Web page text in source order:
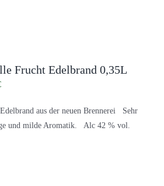
Frucht Edelbrand 0,35L
aus der neuen Brennerei Sehr
und milde Aromatik. Alc 42 % vol.